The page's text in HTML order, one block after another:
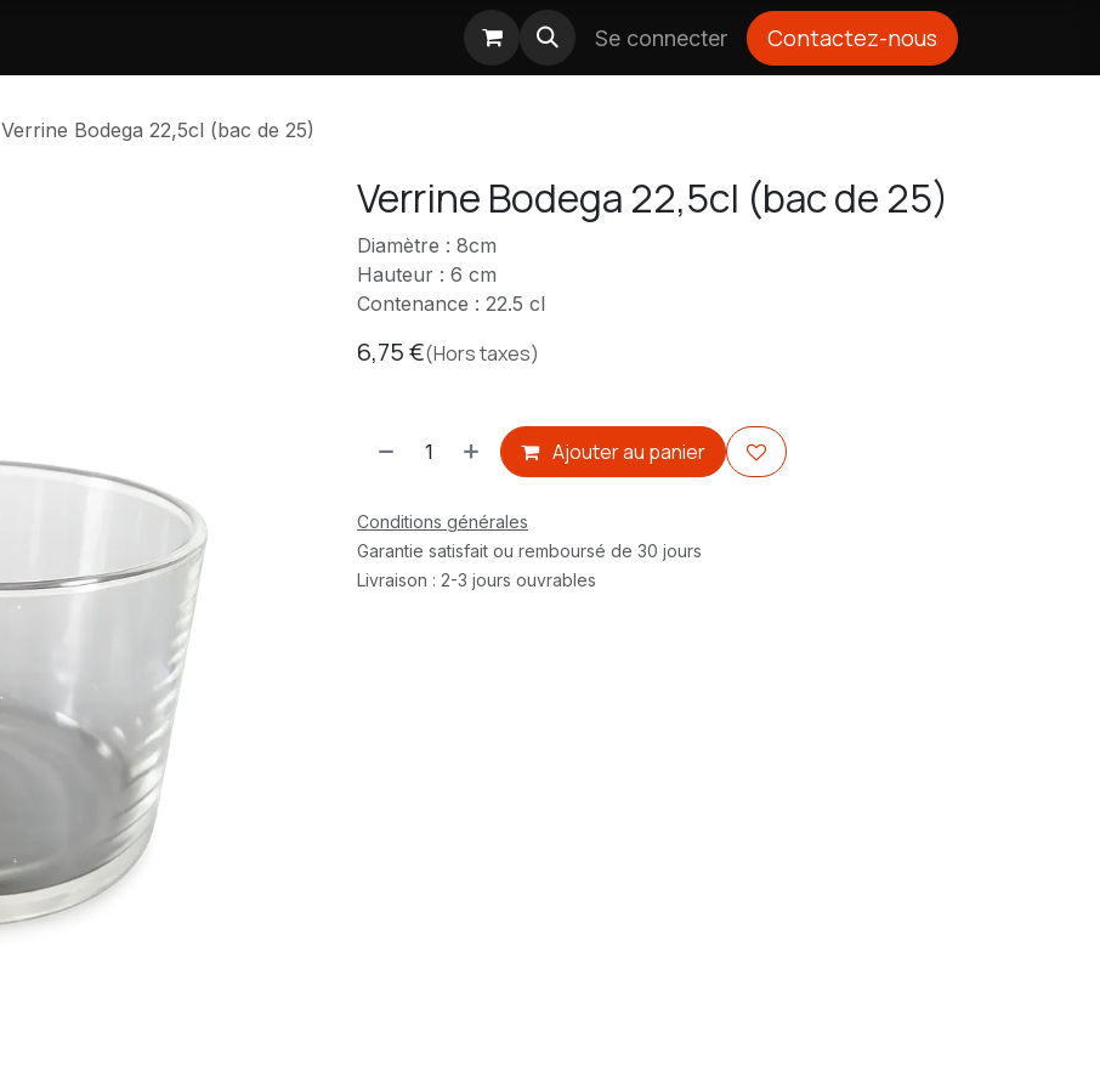
Se connecter Contactez-nous
Verrine Bodega 22,5cl (bac de 25)
Verrine Bodega 22,5cl (bac de 25)
Diamètre : 8cm
Hauteur : 6 cm
Contenance : 22.5 cl
6,75€(Hors taxes)
Ajouter au panier
Conditions générales
Garantie satisfait ou remboursé de 30 jours
Livraison : 2-3 jours ouvrables